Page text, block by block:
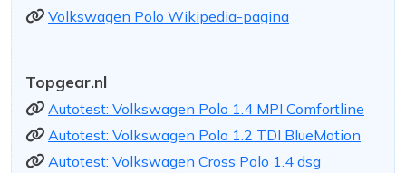
Volkswagen Polo Wikipedia-pagina
Topgear.nl
Autotest: Volkswagen Polo 1.4 MPI Comfortline
Autotest: Volkswagen Polo 1.2 TDI BlueMotion
Autotest: Volkswagen Cross Polo 1.4 dsg